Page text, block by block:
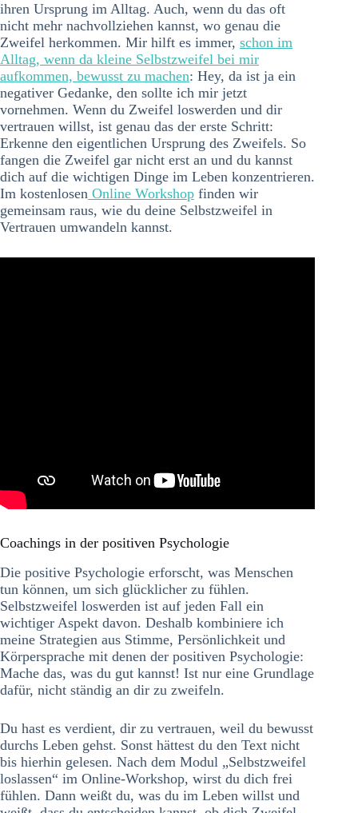
ihren Ursprung im Alltag. Auch, wenn du das oft
nicht mehr nachvollziehen kannst, wo genau die
Zweifel herkommen. Mir hilft es immer, schon im
Alltag, wenn da kleine Selbstzweifel bei mir
aufkommen, bewusst zu machen: Hey, da ist ja ein
negativer Gedanke, den sollte ich mir jetzt
vornehmen. Wenn du Zweifel loswerden und dir
vertrauen willst, ist genau das der erste Schritt:
Erkenne den eigentlichen Ursprung des Zweifels. So
fangen die Zweifel gar nicht erst an und du kannst
dich auf die wichtigen Dinge im Leben konzentrieren.
Im kostenlosen Online Workshop finden wir
gemeinsam raus, wie du deine Selbstzweifel in
Vertrauen umwandeln kannst.
Coachings in der positiven Psychologie
Die positive Psychologie erforscht, was Menschen
tun können, um sich glücklicher zu fühlen.
Selbstzweifel loswerden ist auf jeden Fall ein
wichtiger Aspekt davon. Deshalb kombiniere ich
meine Strategien aus Stimme, Persönlichkeit und
Körpersprache mit denen der positiven Psychologie:
Mache das, was du gut kannst! Ist nur eine Grundlage
dafür, nicht ständig an dir zu zweifeln.
Du hast es verdient, dir zu vertrauen, weil du bewusst
durchs Leben gehst. Sonst hättest du den Text nicht
bis hierhin gelesen. Nach dem Modul „Selbstzweifel
loslassen“ im Online-Workshop, wirst du dich frei
fühlen. Dann weißt du, was du im Leben willst und